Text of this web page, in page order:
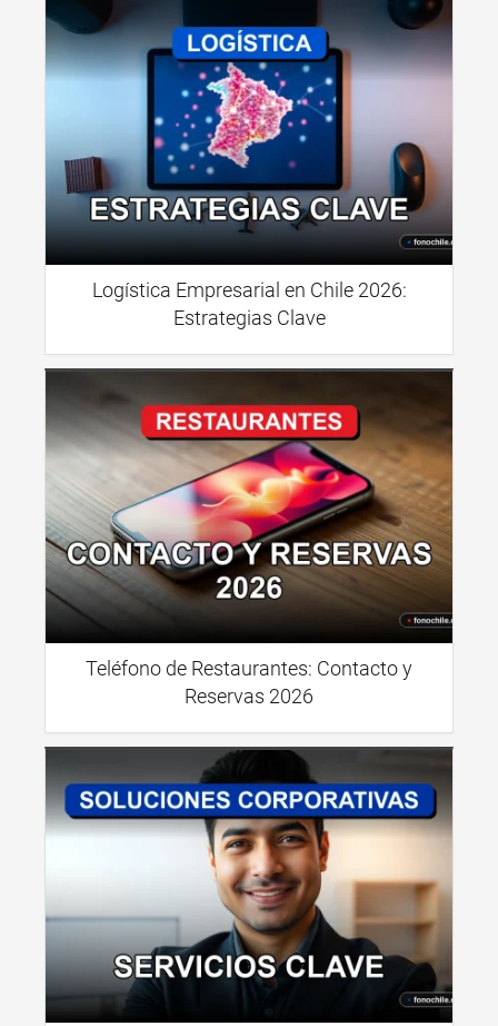
Logística Empresarial en Chile 2026:
Estrategias Clave
Teléfono de Restaurantes: Contacto y
Reservas 2026